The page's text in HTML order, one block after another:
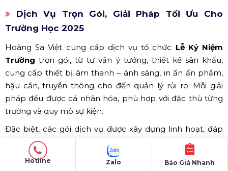
Dịch Vụ Trọn Gói, Giải Pháp Tối Ưu Cho
Trường Học 2025
Hoàng Sa Việt cung cấp dịch vụ tổ chức Lễ Kỷ Niệm
Trường trọn gói, từ tư vấn ý tưởng, thiết kế sân khấu,
cung cấp thiết bị âm thanh – ánh sáng, in ấn ấn phẩm,
hậu cần, truyền thông cho đến quản lý rủi ro. Mỗi giải
pháp đều được cá nhân hóa, phù hợp với đặc thù từng
trường và quy mô sự kiện.
Đặc biệt, các gói dịch vụ được xây dựng linh hoạt, đáp
ứng mọi tiêu chuẩn của
, giúp tối ưu
hóa ngân sách, tiết kiệm thời gian mà vẫn đảm bảo chất
lượng và hiệu quả truyền thông vượt trội.
Hotline Báo Giá Nhanh
Zalo